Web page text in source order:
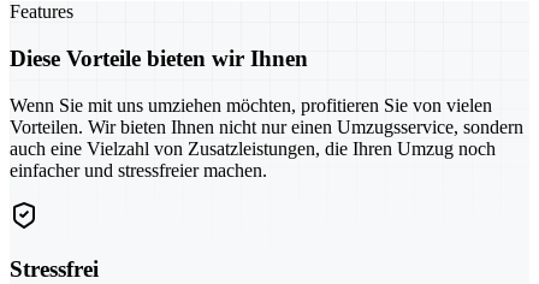
Features
Diese Vorteile bieten wir Ihnen
Wenn Sie mit uns umziehen möchten, profitieren Sie von vielen
Vorteilen. Wir bieten Ihnen nicht nur einen Umzugsservice, sondern
auch eine Vielzahl von Zusatzleistungen, die Ihren Umzug noch
einfacher und stressfreier machen.
Stressfrei